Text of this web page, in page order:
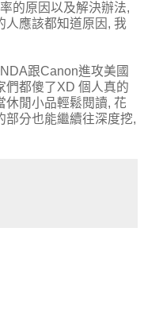
的原因以及解決辦法,
人應該都知道原因, 我
跟Canon進攻美國
們都傻了XD 個人真的
休閒小品輕鬆閱讀, 花
部分也能繼續往深度挖,